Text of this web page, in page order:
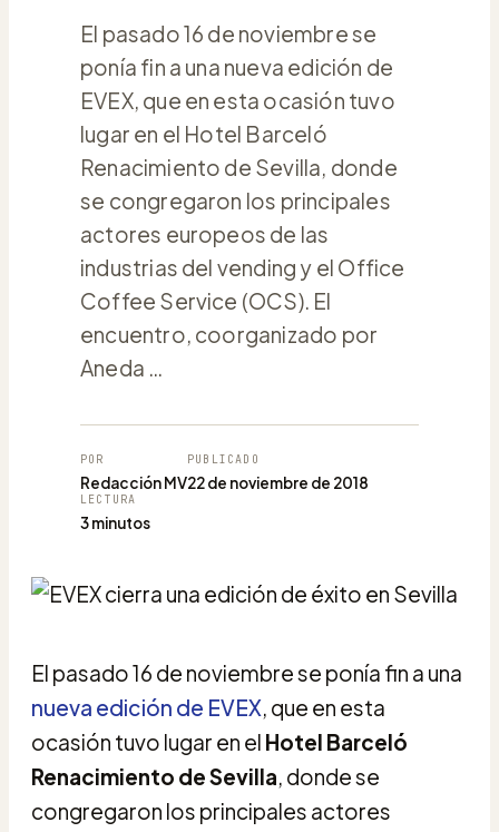
El pasado 16 de noviembre se
ponía fin a una nueva edición de
EVEX, que en esta ocasión tuvo
lugar en el Hotel Barceló
Renacimiento de Sevilla, donde
se congregaron los principales
actores europeos de las
industrias del vending y el Office
Coffee Service (OCS). El
encuentro, coorganizado por
Aneda …
POR
Redacción MV
PUBLICADO
22 de noviembre de 2018
LECTURA
3 minutos
El pasado 16 de noviembre se ponía fin a una
nueva edición de EVEX, que en esta
ocasión tuvo lugar en el Hotel Barceló
Renacimiento de Sevilla, donde se
congregaron los principales actores